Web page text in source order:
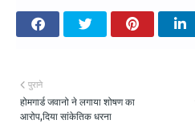
पुराने
होमगार्ड जवानो ने लगाया शोषण का
आरोप,दिया सांकेतिक धरना